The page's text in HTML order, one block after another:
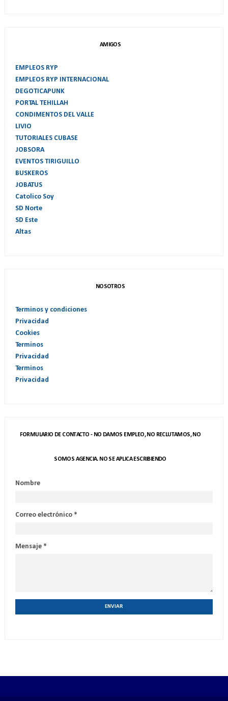
AMIGOS
EMPLEOS RYP
EMPLEOS RYP INTERNACIONAL
DEGOTICAPUNK
PORTAL TEHILLAH
CONDIMENTOS DEL VALLE
LIVIO
TUTORIALES CUBASE
JOBSORA
EVENTOS TIRIGUILLO
BUSKEROS
JOBATUS
Catolico Soy
SD Norte
SD Este
Altas
NOSOTROS
Terminos y condiciones
Privacidad
Cookies
Terminos
Privacidad
Terminos
Privacidad
FORMULARIO DE CONTACTO - NO DAMOS EMPLEO, NO RECLUTAMOS, NO
SOMOS AGENCIA. NO SE APLICA ESCRIBIENDO
Nombre
Correo electrónico *
Mensaje *